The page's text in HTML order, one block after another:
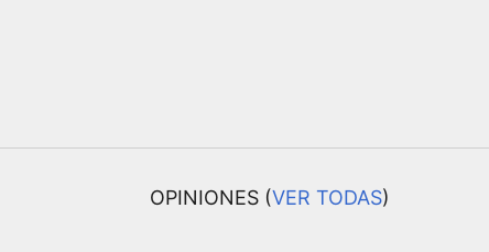
OPINIONES (VER TODAS)